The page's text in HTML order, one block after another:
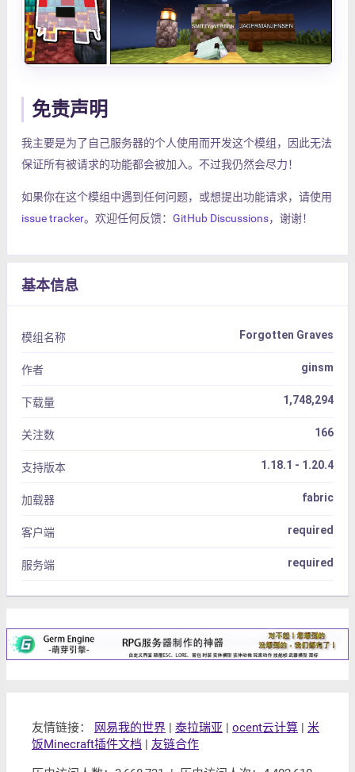
免责声明
我主要是为了自己服务器的个人使用而开发这个模组，因此无法
保证所有被请求的功能都会被加入。不过我仍然会尽力！
如果你在这个模组中遇到任何问题，或想提出功能请求，请使用
issue tracker。欢迎任何反馈： GitHub Discussions，谢谢！
基本信息
模组名称 Forgotten Graves
作者 ginsm
下载量 1,748,294
关注数 166
支持版本 1.18.1 - 1.20.4
加载器 fabric
客户端 required
服务端 required
友情链接： 网易我的世界 | 泰拉瑞亚 | ocent云计算 | 米
饭Minecraft插件文档 | 友链合作